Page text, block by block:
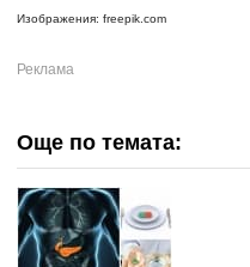
Изображения: freepik.com
Още по темата: